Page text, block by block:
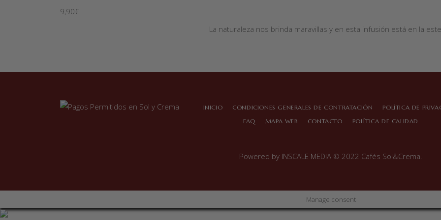
9,90€
La naturaleza nos brinda maravillas y en esta infusión está en la
INICIO CONDICIONES GENERALES DE CONTRATACIÓN
POLÍTICA DE
FAQ
MAPA WEB CONTACTO POLÍTICA DE CALIDAD
Powered by INSCALE MEDIA © 2022 Cafés Sol&Crema.
Manage consent